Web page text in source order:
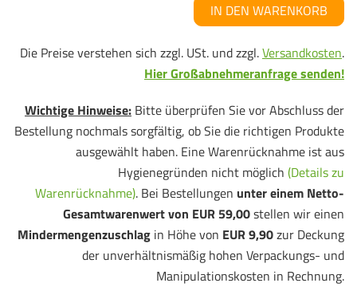
IN DEN WARENKORB
Die Preise verstehen sich zzgl. USt. und zzgl.Versandkosten.
Hier Großabnehmeranfrage senden!
Wichtige Hinweise: Bitte überprüfen Sie vor Abschluss der
Bestellung nochmals sorgfältig, ob Sie die richtigen Produkte
ausgewählt haben. Eine Warenrücknahme ist aus
Hygienegründen nicht möglich (Details zu
Warenrücknahme). Bei Bestellungen unter einem Netto-
Gesamtwarenwert von EUR 59,00stellen wir einen
Mindermengenzuschlag in Höhe von EUR 9,90zur Deckung
der unverhältnismäßig hohen Verpackungs- und
Manipulationskosten in Rechnung.